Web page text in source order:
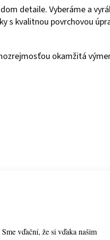
detaile. Vyberáme a
s kvalitnou povrchovou
okamžitá
vďační, že si vďaka našim